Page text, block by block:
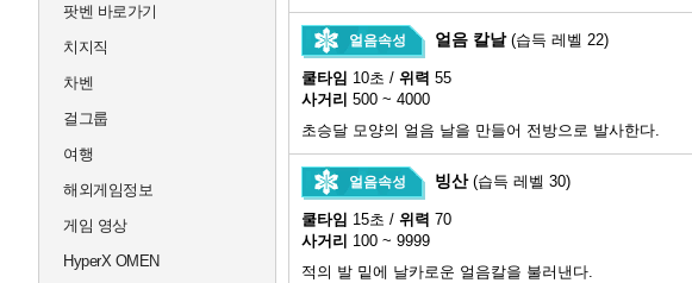
팟벤 바로가기
치지직
차벤
걸그룹
여행
해외게임정보
게임 영상
HyperX OMEN
얼음속성 얼음 칼날 (습득 레벨 22)
쿨타임 10초 / 위력 55
사거리 500 ~ 4000
초승달 모양의 얼음 날을 만들어 전방으로 발사한다.
얼음속성 빙산 (습득 레벨 30)
쿨타임 15초 / 위력 70
사거리 100 ~ 9999
적의 발 밑에 날카로운 얼음칼을 불러낸다.